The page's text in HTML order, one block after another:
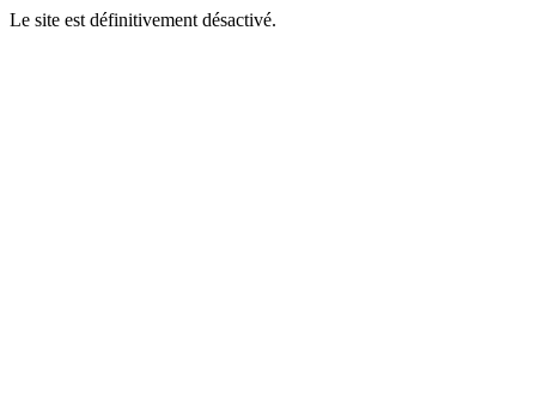
Le site est définitivement désactivé.